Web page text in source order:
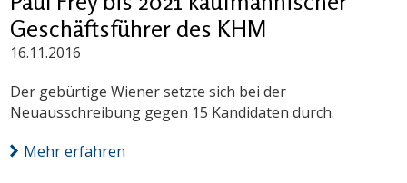
Geschäftsführer des KHM
16.11.2016
Der gebürtige Wiener setzte sich bei der
Neuausschreibung gegen 15 Kandidaten durch.
Mehr erfahren